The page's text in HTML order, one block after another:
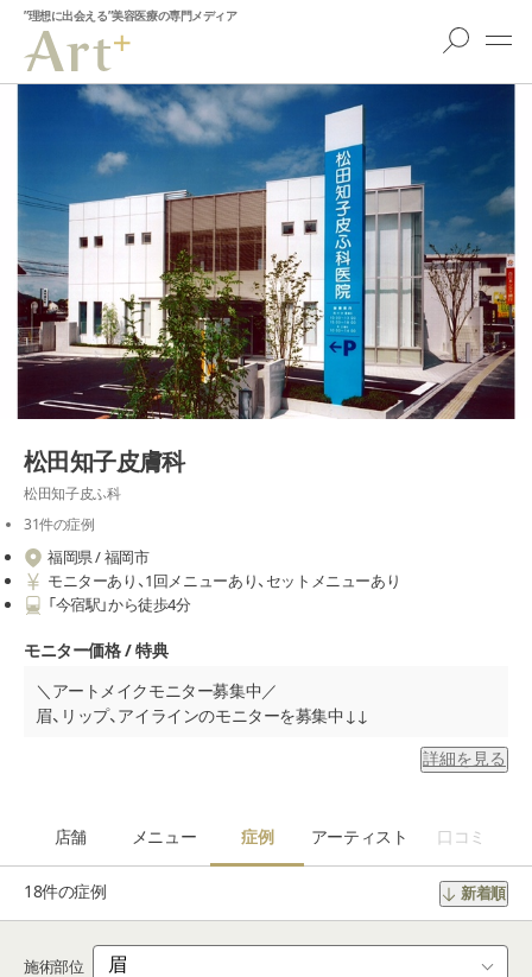
”理想に出会える”美容医療の専門メディア
松田知子皮膚科
松田知子皮ふ科
31件の症例
福岡県 / 福岡市
モニターあり、1回メニューあり、セットメニューあり
「今宿駅」から徒歩4分
モニター価格 / 特典
＼アートメイクモニター募集中／
眉、リップ、アイラインのモニターを募集中↓↓
１回追加
【田中】リップ 1回
￥27,500
【田中】アイライン 1回
￥22,000
詳細を見る
店舗 メニュー 症例 アーティスト 口コミ
18件の症例 新着順
施術部位